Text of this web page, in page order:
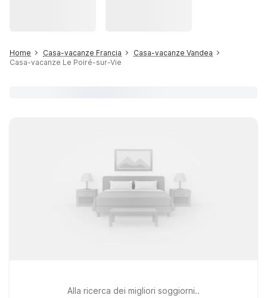
Home Casa-vacanze Francia
Casa-vacanze Vandea
Casa-vacanze Le Poiré-sur-Vie
Alla ricerca dei migliori soggiorni..